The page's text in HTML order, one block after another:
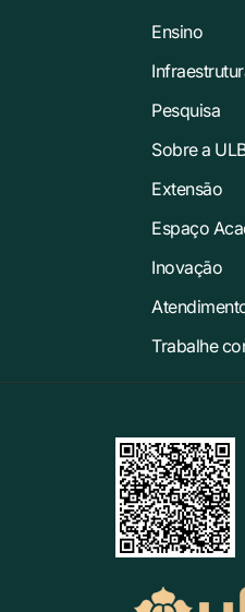
Ensino
Pesquisa
Sobre a
Extensão
Espaço
Inovação
Trabalhe